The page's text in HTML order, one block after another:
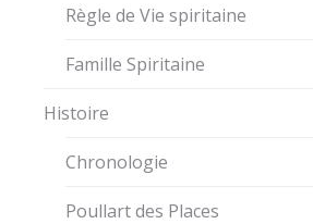
Règle de Vie spiritaine
Famille Spiritaine
Histoire
Chronologie
Poullart des Places